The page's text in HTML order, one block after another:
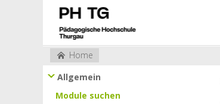
Home
Allgemein
Module suchen